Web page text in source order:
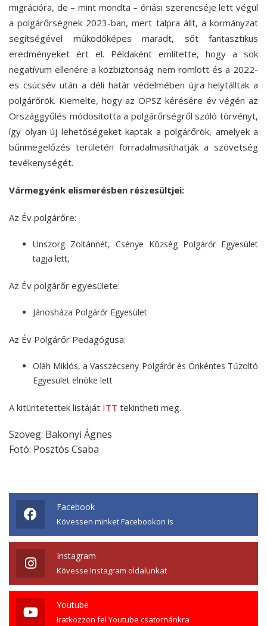
migrációra, de – mint mondta – óriási szerencséje lett végül
a polgárőrségnek 2023-ban, mert talpra állt, a kormányzat
segítségével működőképes maradt, sőt fantasztikus
eredményeket ért el. Példaként említette, hogy a sok
negatívum ellenére a közbiztonság nem romlott és a 2022-
es csúcsév után a déli határ védelmében újra helytálltak a
polgárőrök. Kiemelte, hogy az OPSZ kérésére év végén az
Országgyűlés módosította a polgárőrségről szóló törvényt,
így olyan új lehetőségeket kaptak a polgárőrök, amelyek a
bűnmegelőzés területén forradalmasíthatják a szövetség
tevékenységét.
Vármegyénk elismerésben részesültjei:
Az Év polgárőre:
Unszorg Zoltánnét, Csénye Község Polgárőr Egyesület
tagja lett,
Az Év polgárőr egyesülete:
Jánosháza Polgárőr Egyesület
Az Év Polgárőr Pedagógusa:
Oláh Miklós, a Vasszécseny Polgárőr és Önkéntes Tűzoltó
Egyesület elnöke lett
A kitüntetettek listáját ITT tekintheti meg.
Szöveg: Bakonyi Ágnes
Fotó: Posztós Csaba
Facebook
Kövessen minket Facebookon is
Instagram
Kövesse Instagram oldalunkat
Youtube
Iratkozzon fel Youtube csatornánkra